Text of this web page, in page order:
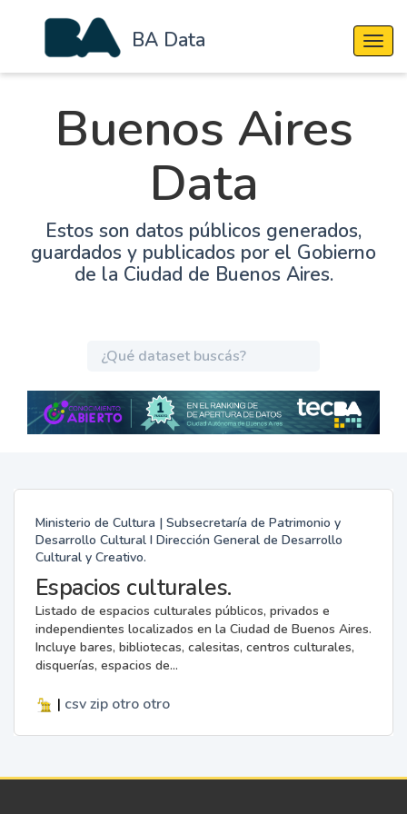
BA Data
Buenos Aires
Data
Estos son datos públicos generados,
guardados y publicados por el Gobierno
de la Ciudad de Buenos Aires.
Ministerio de Cultura | Subsecretaría de Patrimonio y
Desarrollo Cultural I Dirección General de Desarrollo
Cultural y Creativo.
Espacios culturales.
Listado de espacios culturales públicos, privados e
independientes localizados en la Ciudad de Buenos Aires.
Incluye bares, bibliotecas, calesitas, centros culturales,
disquerías, espacios de...
| csv zip otro otro